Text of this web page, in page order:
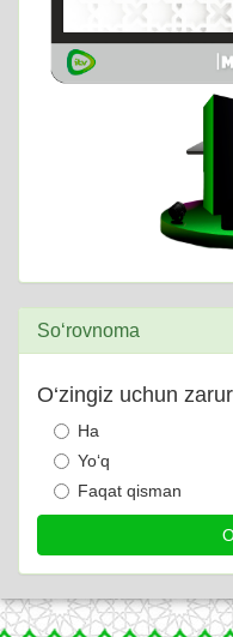
So‘rovnoma
O‘zingiz uchun
Ha
Yo‘q
Faqat qisman